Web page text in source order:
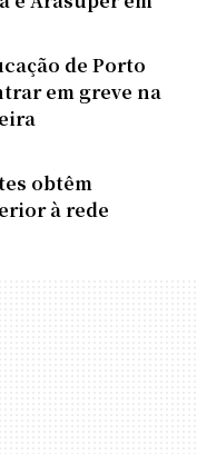
de Porto
em greve na
obtêm
à rede